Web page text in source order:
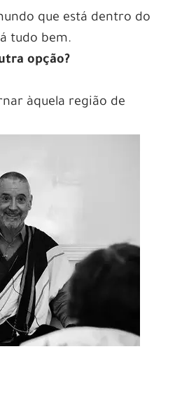
que está dentro do
tudo bem.
opção?
àquela região de